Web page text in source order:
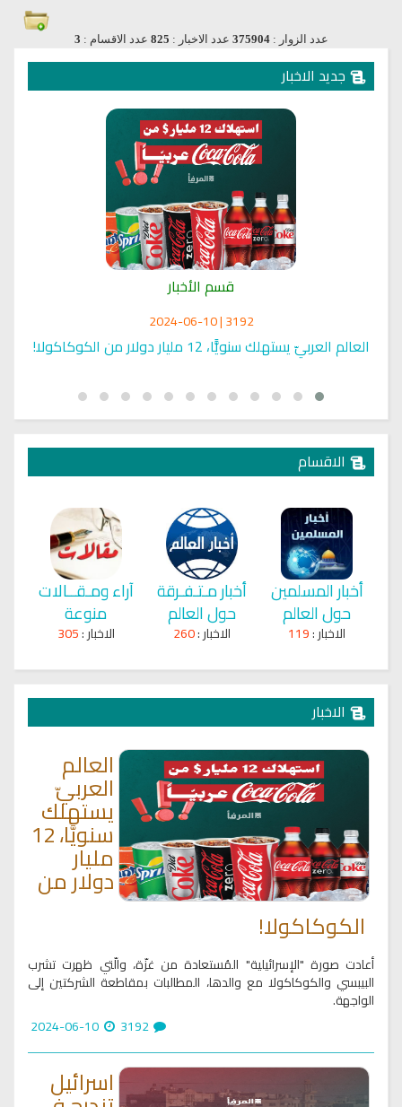
عدد الزوار :375904 عدد الاخبار : 825 عدد الاقسام : 3
جديد الاخبار
قسم الأخبار
3192 | 2024-06-10
العالم العربيّ يستهلك سنويًّا، 12 مليار دولار من الكوكاكولا!
الاقسام
أخبار المسلمين
حول العالم
الاخبار :119
أخبار مـتـفـرقة
حول العالم
الاخبار :260
آراء ومـقــالات
منوعة
الاخبار :305
الاخبار
العالم
العربيّ
يستهلك
سنويًّا، 12
مليار
دولار من
الكوكاكولا!
أعادت صورة "الإسرائيلية" المُستعادة من غزّة، والّتي ظهرت تشرب
البيبسي والكوكاكولا مع والدها، المطالبات بمقاطعة الشركتين إلى
الواجهة.
اسرائيل